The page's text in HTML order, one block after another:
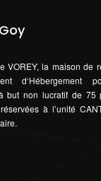
VOREY, la maison de
d‘Hébergement
but non lucratif de 75
à l’unité